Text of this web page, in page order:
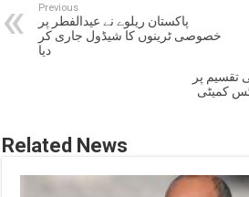
Previous
پاکستان ریلوے نے عیدالفطر پر
خصوصی ٹرینوں کا شیڈول جاری کر
دیا
2 ارب کی تقسیم پر
کمیٹی
Related News